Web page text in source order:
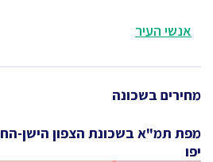
אנשי העיר
מחירים בשכונה
מפת תמ"א בשכונת הצפון הישן-
יפו